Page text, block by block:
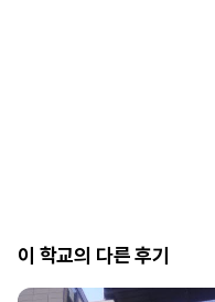
이 학교의 다른 후기